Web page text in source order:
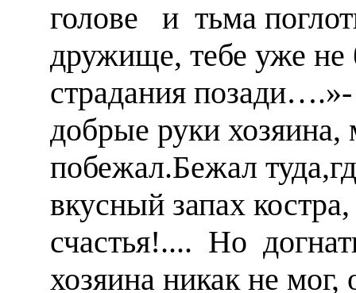
голове и тьма
дружище, тебе уже
страдания
добрые руки
побежал.Бежал
вкусный запах
счастья!.... Но
хозяина никак не